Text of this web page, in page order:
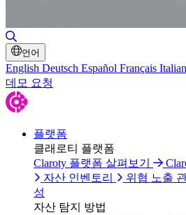
언어
English Deutsch Español Français
데모 요청
플랫폼
클래로티 플랫폼
Claroty 플랫폼 살펴보기
자산 인벤토리
위협 노출
성
자산 탐지 방법